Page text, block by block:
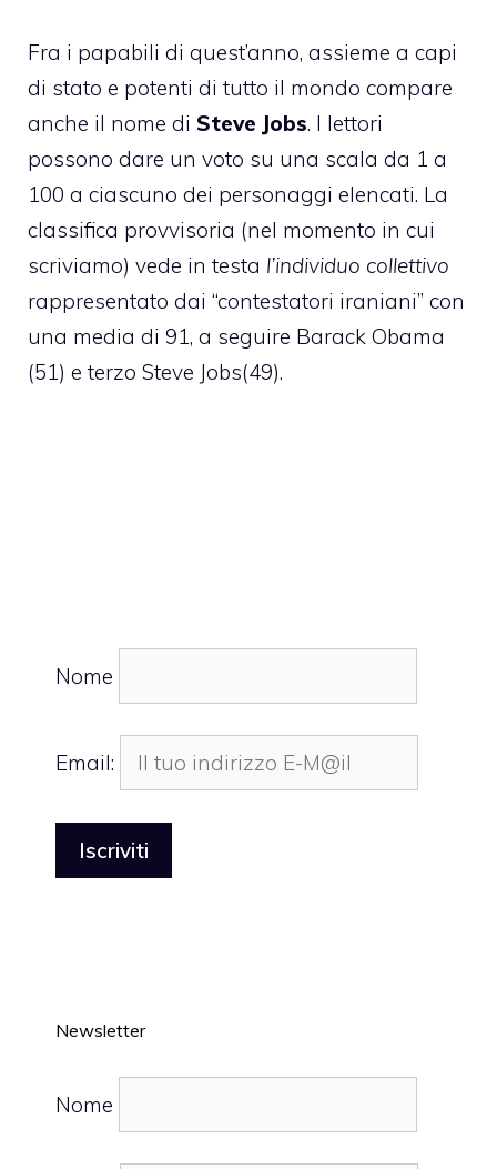
Fra i papabili di quest’anno, assieme a capi
di stato e potenti di tutto il mondo compare
anche il nome di Steve Jobs. I lettori
possono dare un voto su una scala da 1 a
100 a ciascuno dei personaggi elencati. La
classifica provvisoria (nel momento in cui
scriviamo) vede in testa l’individuo collettivo
rappresentato dai “contestatori iraniani” con
una media di 91, a seguire Barack Obama
(51) e terzo Steve Jobs(49).
Nome
Email:
Newsletter
Nome